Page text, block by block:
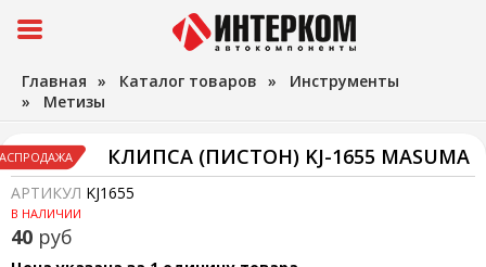
Главная » Каталог товаров » Инструменты
» Метизы
КЛИПСА (ПИСТОН) KJ-1655 MASUMA
АРТИКУЛ KJ1655
В НАЛИЧИИ
40 руб